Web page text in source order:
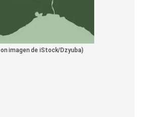
imagen de iStock/Dzyuba)